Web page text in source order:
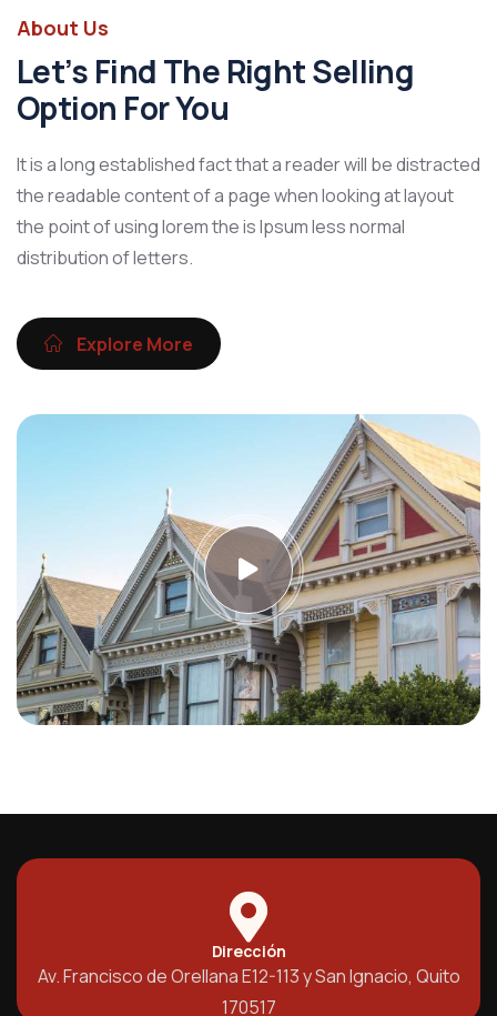
About Us
Let’s Find The Right Selling
Option For You
It is a long established fact that a reader will be distracted
the readable content of a page when looking at layout
the point of using lorem the is Ipsum less normal
distribution of letters.
Explore More
Dirección
Av. Francisco de Orellana E12-113 y San Ignacio, Quito
170517